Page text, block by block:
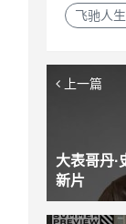
飞驰人
上一篇
大表哥丹·
新片